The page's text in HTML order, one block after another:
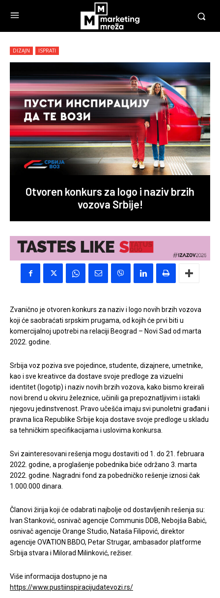
DIZAJN ISPRATI
Otvoren konkurs za logo i naziv brzih
vozova Srbije!
Zvanično je otvoren konkurs za naziv i logo novih brzih vozova
koji će saobraćati srpskim prugama, od kojih će prvi biti u
komercijalnoj upotrebi na relaciji Beograd – Novi Sad od marta
2022. godine.
Srbija voz poziva sve pojedince, studente, dizajnere, umetnike,
kao i sve kreativce da dostave svoje predloge za vizuelni
identitet (logotip) i naziv novih brzih vozova, kako bismo kreirali
novi brend u okviru železnice, učinili ga prepoznatljivim i istakli
njegovu jedinstvenost. Pravo učešća imaju svi punoletni građani i
pravna lica Republike Srbije koja dostave svoje predloge u skladu
sa tehničkim specifikacijama i uslovima konkursa.
Svi zainteresovani rešenja mogu dostaviti od 1. do 21. februara
2022. godine, a proglašenje pobednika biće održano 3. marta
2022. godine. Nagradni fond za pobedničko rešenje iznosi čak
1.000.000 dinara.
Članovi žirija koji će odabrati najbolje od dostavljenih rešenja su:
Ivan Stanković, osnivač agencije Communis DDB, Nebojša Babić,
osnivač agencije Orange Studio, Nataša Filipović, direktor
agencije OVATION BBDO, Petar Strugar, ambasador platforme
Srbija stvara i Milorad Milinković, režiser.
Više informacija dostupno je na
https://www.pustiinspiracijudatevozi.rs/